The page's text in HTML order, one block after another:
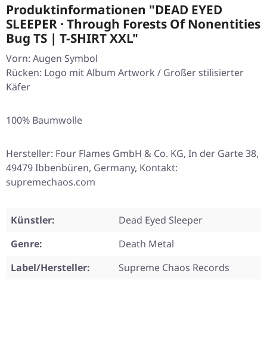
Produktinformationen "DEAD EYED
SLEEPER · Through Forests Of Nonentities
Bug TS | T-SHIRT XXL"
Vorn: Augen Symbol
Rücken: Logo mit Album Artwork / Großer stilisierter
Käfer
100% Baumwolle
Hersteller: Four Flames GmbH & Co. KG, In der Garte 38,
49479 Ibbenbüren, Germany, Kontakt:
supremechaos.com
Künstler:
Dead Eyed Sleeper
Genre:
Death Metal
Label/Hersteller:
Supreme Chaos Records